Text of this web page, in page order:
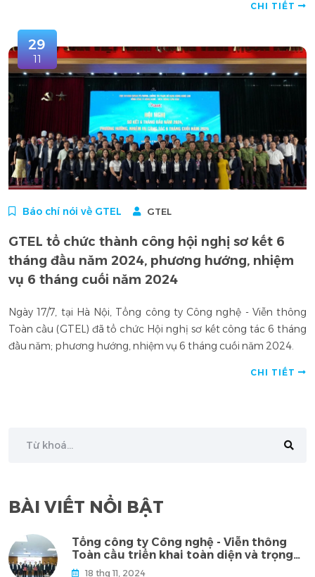
CHI TIẾT
29
11
Báo chí nói về GTEL GTEL
GTEL tổ chức thành công hội nghị sơ kết 6
tháng đầu năm 2024, phương hướng, nhiệm
vụ 6 tháng cuối năm 2024
Ngày 17/7, tại Hà Nội, Tổng công ty Công nghệ - Viễn thông
Toàn cầu (GTEL) đã tổ chức Hội nghị sơ kết công tác 6 tháng
đầu năm; phương hướng, nhiệm vụ 6 tháng cuối năm 2024.
CHI TIẾT
BÀI VIẾT NỔI BẬT
Tổng công ty Công nghệ - Viễn thông
Toàn cầu triển khai toàn diện và trọng
tâm dịch vụ bưu chính qua hợp tác
18 thg 11, 2024